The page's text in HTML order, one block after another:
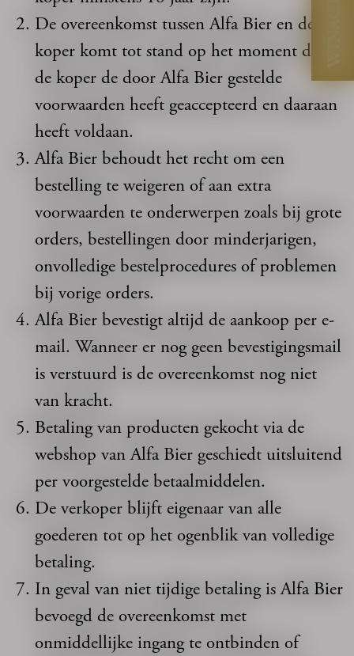
De overeenkomst tussen Alfa Bier en de
koper komt tot stand op het moment dat
de koper de door Alfa Bier gestelde
voorwaarden heeft geaccepteerd en daaraan
heeft voldaan.
Alfa Bier behoudt het recht om een
bestelling te weigeren of aan extra
voorwaarden te onderwerpen zoals bij grote
orders, bestellingen door minderjarigen,
onvolledige bestelprocedures of problemen
bij vorige orders.
Alfa Bier bevestigt altijd de aankoop per e-
mail. Wanneer er nog geen bevestigingsmail
is verstuurd is de overeenkomst nog niet
van kracht.
Betaling van producten gekocht via de
webshop van Alfa Bier geschiedt uitsluitend
per voorgestelde betaalmiddelen.
De verkoper blijft eigenaar van alle
goederen tot op het ogenblik van volledige
betaling.
In geval van niet tijdige betaling is Alfa Bier
bevoegd de overeenkomst met
onmiddellijke ingang te ontbinden of